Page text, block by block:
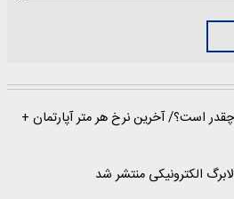
است؟/ آخرین نرخ هر متر آپارتمان +
الکترونیکی منتشر شد